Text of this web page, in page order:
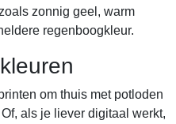
zonnig geel, warm
regenboogkleur.
om thuis met potloden
als je liever digitaal werkt,